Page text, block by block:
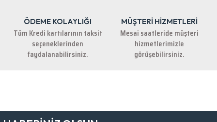
ÖDEME KOLAYLIĞI
Tüm Kredi kartılarının taksit
seçeneklerinden
faydalanabilirsiniz.
MÜŞTERİ HİZMETLERİ
Mesai saatleride müşteri
hizmetlerimizle
görüşebilirsiniz.